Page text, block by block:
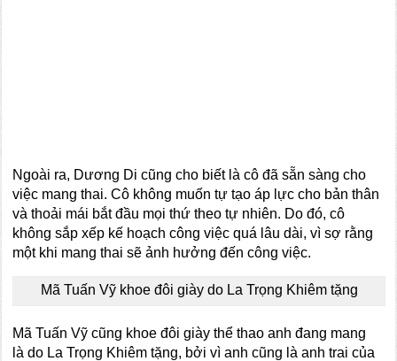
Ngoài ra, Dương Di cũng cho biết là cô đã sẵn sàng cho
việc mang thai. Cô không muốn tự tạo áp lực cho bản thân
và thoải mái bắt đầu mọi thứ theo tự nhiên. Do đó, cô
không sắp xếp kế hoạch công việc quá lâu dài, vì sợ rằng
một khi mang thai sẽ ảnh hưởng đến công việc.
Mã Tuấn Vỹ khoe đôi giày do La Trọng Khiêm tặng
Mã Tuấn Vỹ cũng khoe đôi giày thể thao anh đang mang
là do La Trọng Khiêm tặng, bởi vì anh cũng là anh trai của